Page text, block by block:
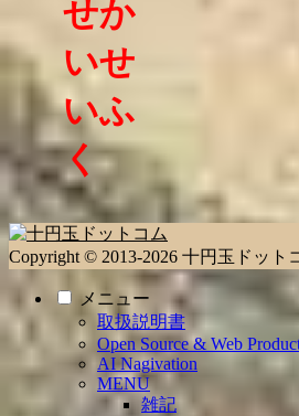
せか
いせ
いふ
く
Copyright © 2013-2026 十円玉ドット
メニュー
取扱説明書
Open Source & Web
AI Nagivation
MENU
雑記